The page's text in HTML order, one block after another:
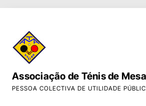
Associação de Ténis de
PESSOA COLECTIVA DE UTILIDADE